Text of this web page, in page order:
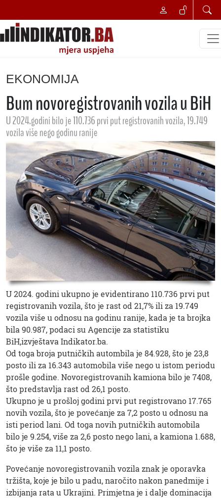
EKONOMIJA
Bum novoregistrovanih vozila u BiH
U 2024.godini bilo je 110.736 prvi put registrovanih vozila, 19.749
vozila više nego godinu ranije
U 2024. godini ukupno je evidentirano 110.736 prvi put
registrovanih vozila, što je rast od 21,7% ili za 19.749
vozila više u odnosu na godinu ranije, kada je ta brojka
bila 90.987, podaci su Agencije za statistiku
BiH,izvještava Indikator.ba.
Od toga broja putničkih autombila je 84.928, što je 23,8
posto ili za 16.343 automobila više nego u istom periodu
prošle godine. Novoregistrovanih kamiona bilo je 7408,
što predstavlja rast od 26,1 posto.
Ukupno je u prošloj godini prvi put registrovano 17.765
novih vozila, što je povećanje za 7,2 posto u odnosu na
isti period lani. Od toga novih putničkih automobila
bilo je 9.254, više za 2,6 posto nego lani, a kamiona 1.688,
što je više za 11,1 posto.
Povećanje novoregistrovanih vozila znak je oporavka
tržišta, koje je bilo u padu, naročito nakon panedmije i
izbijanja rata u Ukrajini. Primjetna je i dalje dominacija